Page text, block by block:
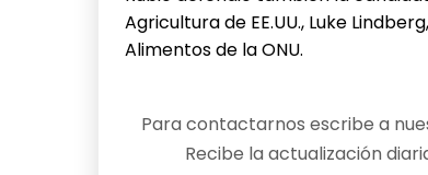
Agricultura de EE.UU., Luke
Alimentos de la ONU.
Para contactarnos escribe a
Recibe la actualización